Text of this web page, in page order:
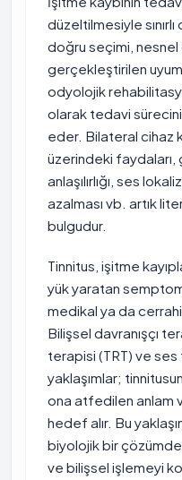
düzeltilmesiyle
doğru seçimi,
gerçekleştirilen
odyolojik
olarak tedavi
eder. Bilateral cihaz
üzerindeki faydaları,
anlaşılırlığı, ses
azalması vb. artık
bulgudur.
Tinnitus, işitme
yük yaratan
medikal ya da
Bilişsel davranışçı
terapisi (TRT) ve
yaklaşımlar;
ona atfedilen anlam
hedef alır. Bu
biyolojik bir
ve bilişsel işlemeyi